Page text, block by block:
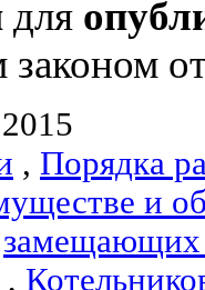
для
, Порядка
и
замещающих
,